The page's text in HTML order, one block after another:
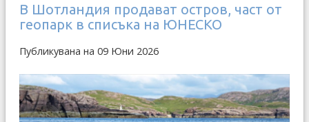
В Шотландия продават остров, част от
геопарк в списъка на ЮНЕСКО
Публикувана на 09 Юни 2026